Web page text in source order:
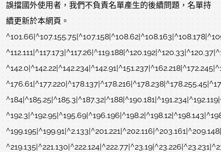
誤擋國外使用者，我們不負責名單產生的後續問題，名單持
續更新於本網頁。